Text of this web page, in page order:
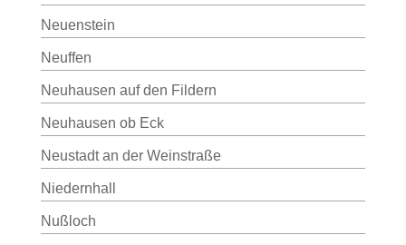
Neuenstein
Neuffen
Neuhausen auf den Fildern
Neuhausen ob Eck
Neustadt an der Weinstraße
Niedernhall
Nußloch